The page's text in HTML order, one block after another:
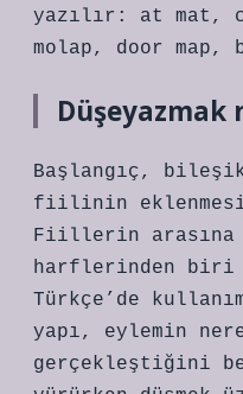
yazılır: at mat,
molap, door map,
Düşeyazmak
Başlangıç,
fiilinin
Fiillerin arasına
harflerinden biri
Türkçe’de
yapı, eylemin
gerçekleştiğini